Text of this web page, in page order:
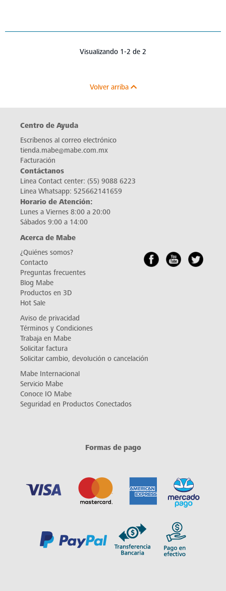
Visualizando 1-2 de 2
Volver arriba
Centro de Ayuda
Escríbenos al correo electrónico
tienda.mabe@mabe.com.mx
Facturación
Contáctanos
Línea Contact center: (55) 9088 6223
Línea Whatsapp: 525662141659
Horario de Atención:
Lunes a Viernes 8:00 a 20:00
Sábados 9:00 a 14:00
Acerca de Mabe
¿Quiénes somos?
Contacto
Preguntas frecuentes
Blog Mabe
Productos en 3D
Hot Sale
Aviso de privacidad
Términos y Condiciones
Trabaja en Mabe
Solicitar factura
Solicitar cambio, devolución o cancelación
Mabe Internacional
Servicio Mabe
Conoce IO Mabe
Seguridad en Productos Conectados
Formas de pago